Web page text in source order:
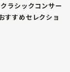
ラシックコンサー
すすめセレクショ